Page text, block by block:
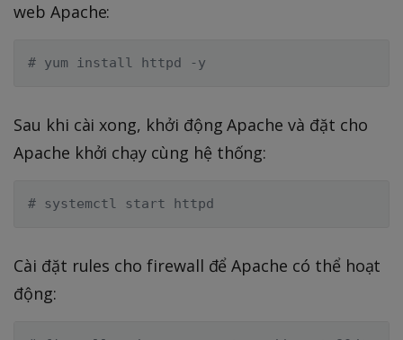
web Apache:
# yum install httpd -y
Sau khi cài xong, khởi động Apache và đặt cho
Apache khởi chạy cùng hệ thống:
# systemctl start httpd
Cài đặt rules cho firewall để Apache có thể hoạt
động: